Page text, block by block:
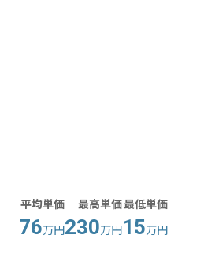
平均単価
76万円
最高単価
230万円
最低単価
15万円